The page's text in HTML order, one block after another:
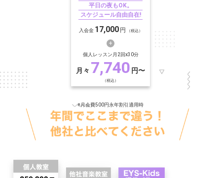
平日の夜もOK。
スケジュール自由自在!
入会金 17,000 円 （税込）
個人レッスン月2回x30分
月々 7,740 円〜
（税込）
※月会費500円永年割引適用時